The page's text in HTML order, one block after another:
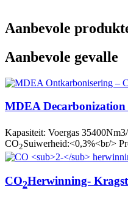
Aanbevole
Aanbevole gevalle
MDEA Decarbonization
Kapasiteit: Voergas
CO2Suiwerheid:<0,3%<br/>
CO2Herwinning-